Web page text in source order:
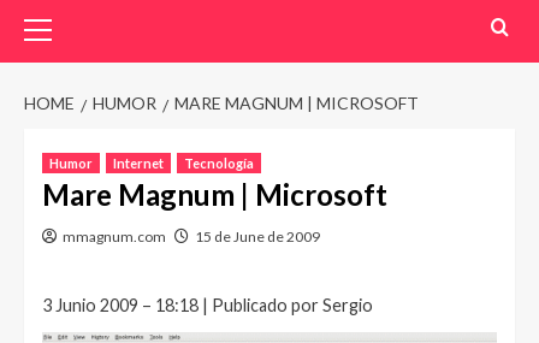
Menu
HOME HUMOR MARE MAGNUM | MICROSOFT
Humor Internet Tecnología
Mare Magnum | Microsoft
mmagnum.com 15 de June de 2009
3 Junio 2009 – 18:18 | Publicado por Sergio